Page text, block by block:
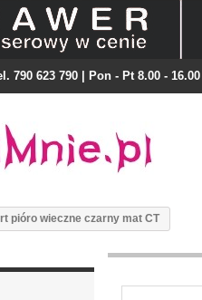
790 623 790 | Pon - Pt 8.00 - 16.00 |
pióro wieczne czarny mat CT